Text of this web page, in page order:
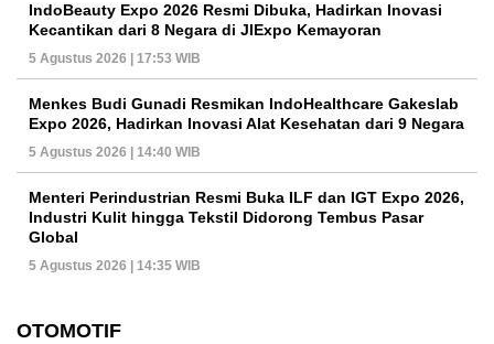
IndoBeauty Expo 2026 Resmi Dibuka, Hadirkan Inovasi
Kecantikan dari 8 Negara di JIExpo Kemayoran
5 Agustus 2026 | 17:53 WIB
Menkes Budi Gunadi Resmikan IndoHealthcare Gakeslab
Expo 2026, Hadirkan Inovasi Alat Kesehatan dari 9 Negara
5 Agustus 2026 | 14:40 WIB
Menteri Perindustrian Resmi Buka ILF dan IGT Expo 2026,
Industri Kulit hingga Tekstil Didorong Tembus Pasar
Global
5 Agustus 2026 | 14:35 WIB
OTOMOTIF